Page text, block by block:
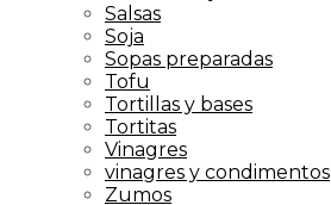
Salsas
Soja
Sopas preparadas
Tofu
Tortillas y bases
Tortitas
Vinagres
vinagres y condimentos
Zumos